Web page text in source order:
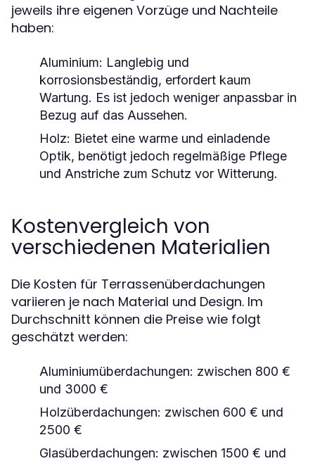
jeweils ihre eigenen Vorzüge und Nachteile
haben:
Aluminium: Langlebig und
korrosionsbeständig, erfordert kaum
Wartung. Es ist jedoch weniger anpassbar in
Bezug auf das Aussehen.
Holz: Bietet eine warme und einladende
Optik, benötigt jedoch regelmäßige Pflege
und Anstriche zum Schutz vor Witterung.
Kostenvergleich von
verschiedenen Materialien
Die Kosten für Terrassenüberdachungen
variieren je nach Material und Design. Im
Durchschnitt können die Preise wie folgt
geschätzt werden:
Aluminiumüberdachungen: zwischen 800 €
und 3000 €
Holzüberdachungen: zwischen 600 € und
2500 €
Glasüberdachungen: zwischen 1500 € und